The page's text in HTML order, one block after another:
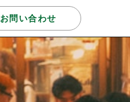
お問い合わせ